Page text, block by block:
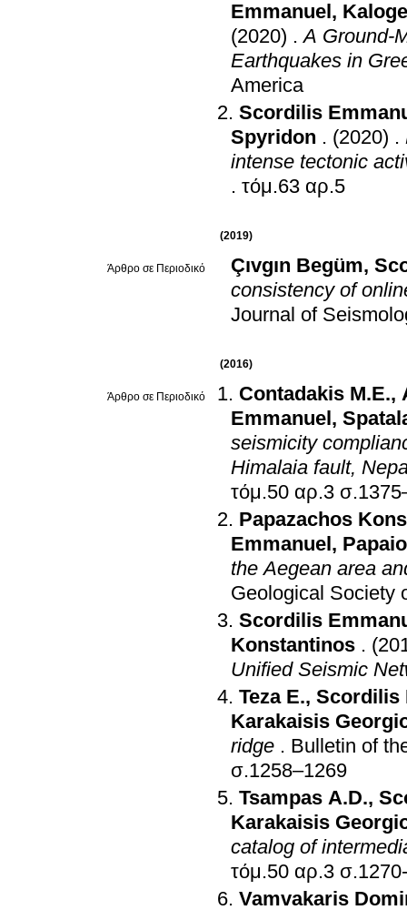
Emmanuel ,
(2020) .A Ground-
Earthquakes in
America
Scordilis
Spyridon . (2020) .
intense tectonic
. τόμ.63 αρ.5
(2019)
Άρθρο σε Περιοδικό Çıvgın Begüm,
consistency of
Journal of
(2016)
Άρθρο σε Περιοδικό Contadakis M.E.,
Emmanuel ,
seismicity
Himalaia fault,
τόμ.50 αρ.3
Papazachos
Emmanuel ,
the Aegean area
Geological Society
Scordilis
Konstantinos .
Unified Seismic
Teza E., Scordilis
Karakaisis
ridge . Bulletin of
σ.1258–1269
Tsampas A.D.,
Karakaisis
catalog of
τόμ.50 αρ.3
Vamvakaris